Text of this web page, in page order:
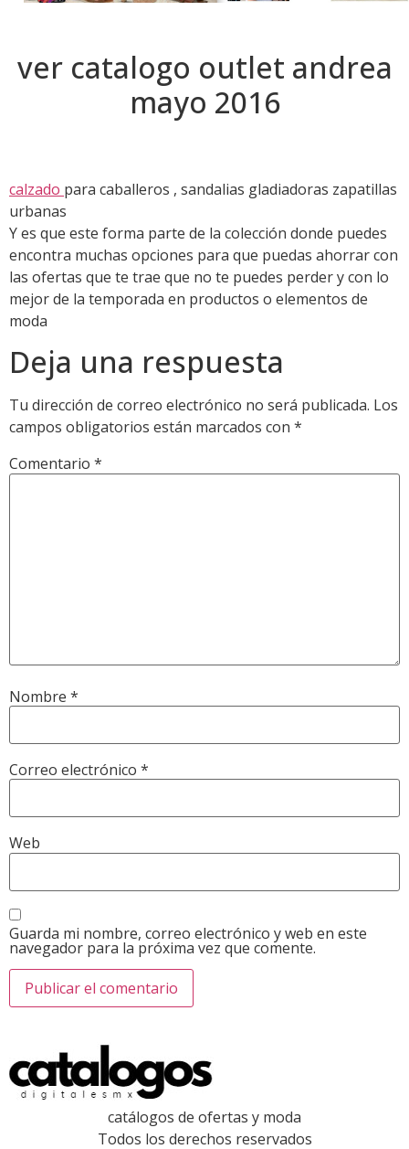
ver catalogo outlet andrea
mayo 2016
calzado para caballeros , sandalias gladiadoras zapatillas
urbanas
Y es que este forma parte de la colección donde puedes
encontra muchas opciones para que puedas ahorrar con
las ofertas que te trae que no te puedes perder y con lo
mejor de la temporada en productos o elementos de
moda
Deja una respuesta
Tu dirección de correo electrónico no será publicada. Los
campos obligatorios están marcados con *
Comentario *
Nombre *
Correo electrónico *
Web
Guarda mi nombre, correo electrónico y web en este
navegador para la próxima vez que comente.
catálogos de ofertas y moda
Todos los derechos reservados